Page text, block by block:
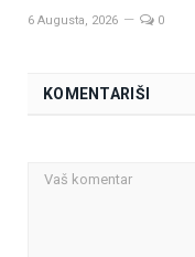
6 Augusta, 2026 0
KOMENTARIŠI